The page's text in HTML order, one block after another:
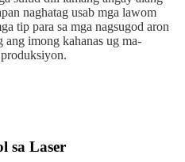
naghatag usab mga lawom
tip para sa mga nagsugod aron
ang imong kahanas ug ma-
sa Laser